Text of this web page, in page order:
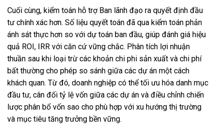
Cuối cùng, kiểm toán hỗ trợ Ban lãnh đạo ra quyết định đầu
tư chính xác hơn. Số liệu quyết toán đã qua kiểm toán phản
ánh sát thực hơn so với dự toán ban đầu, giúp đánh giá hiệu
quả ROI, IRR với căn cứ vững chắc. Phân tích lợi nhuận
thuần sau khi loại trừ các khoản chi phi sản xuất và chi phí
bất thường cho phép so sánh giữa các dự án một cách
khách quan. Từ đó, doanh nghiệp có thể tối ưu hóa danh mục
đầu tư, cân đối tỷ lệ vốn giữa các dự án và điều chỉnh chiến
lược phân bổ vốn sao cho phù hợp với xu hướng thị trường
và mục tiêu tăng trưởng bền vững.